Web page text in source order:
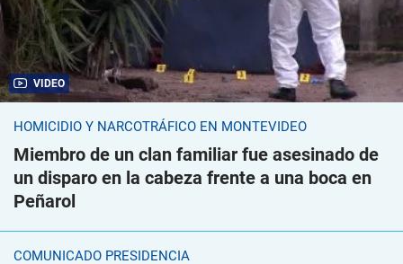
VIDEO
HOMICIDIO Y NARCOTRÁFICO EN MONTEVIDEO
Miembro de un clan familiar fue asesinado de
un disparo en la cabeza frente a una boca en
Peñarol
COMUNICADO PRESIDENCIA